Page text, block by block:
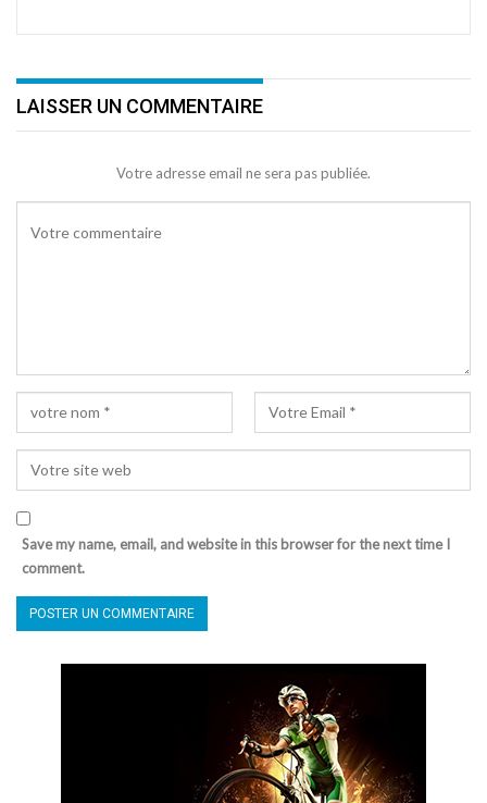
LAISSER UN COMMENTAIRE
Votre adresse email ne sera pas publiée.
Save my name, email, and website in this browser for the next time I
comment.